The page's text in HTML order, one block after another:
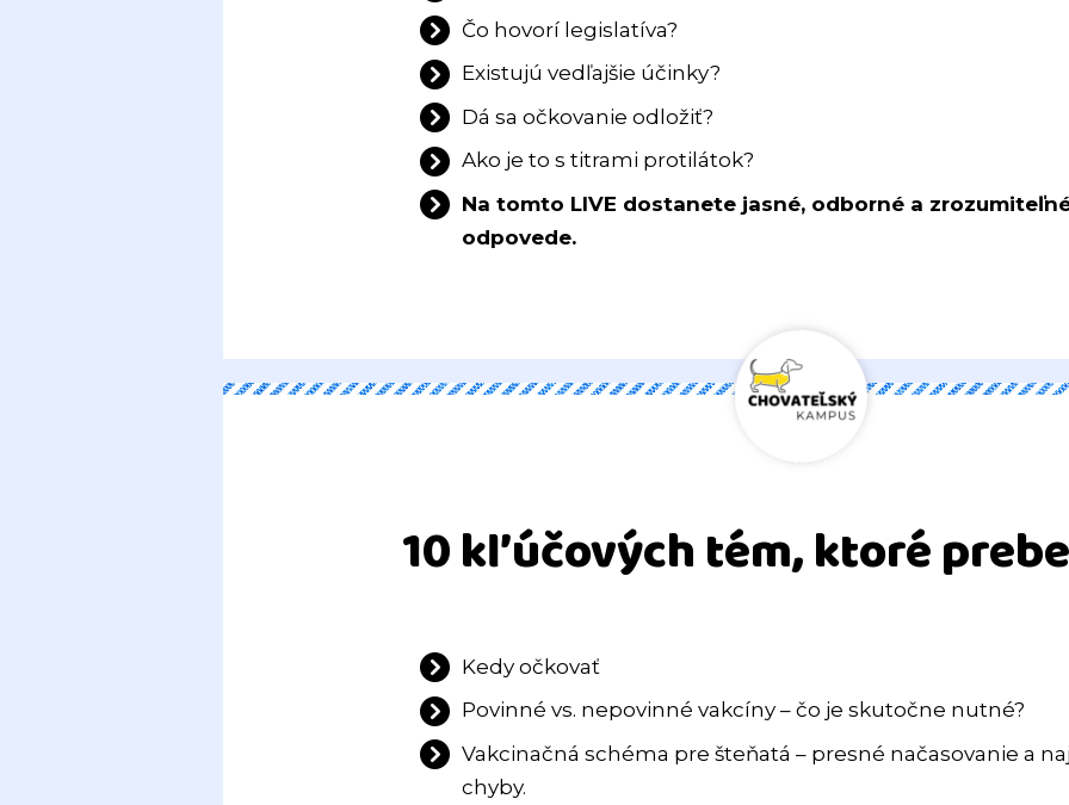
Čo hovorí legislatíva?
Existujú vedľajšie účinky?
Dá sa očkovanie odložiť?
Ako je to s titrami protilátok?
Na tomto LIVE dostanete jasné, odborné a
odpovede.
10 kľúčových tém, ktoré
Kedy očkovať
Povinné vs. nepovinné vakcíny – čo je skutočne nutné?
Vakcinačná schéma pre šteňatá – presné načasovanie a
chyby.